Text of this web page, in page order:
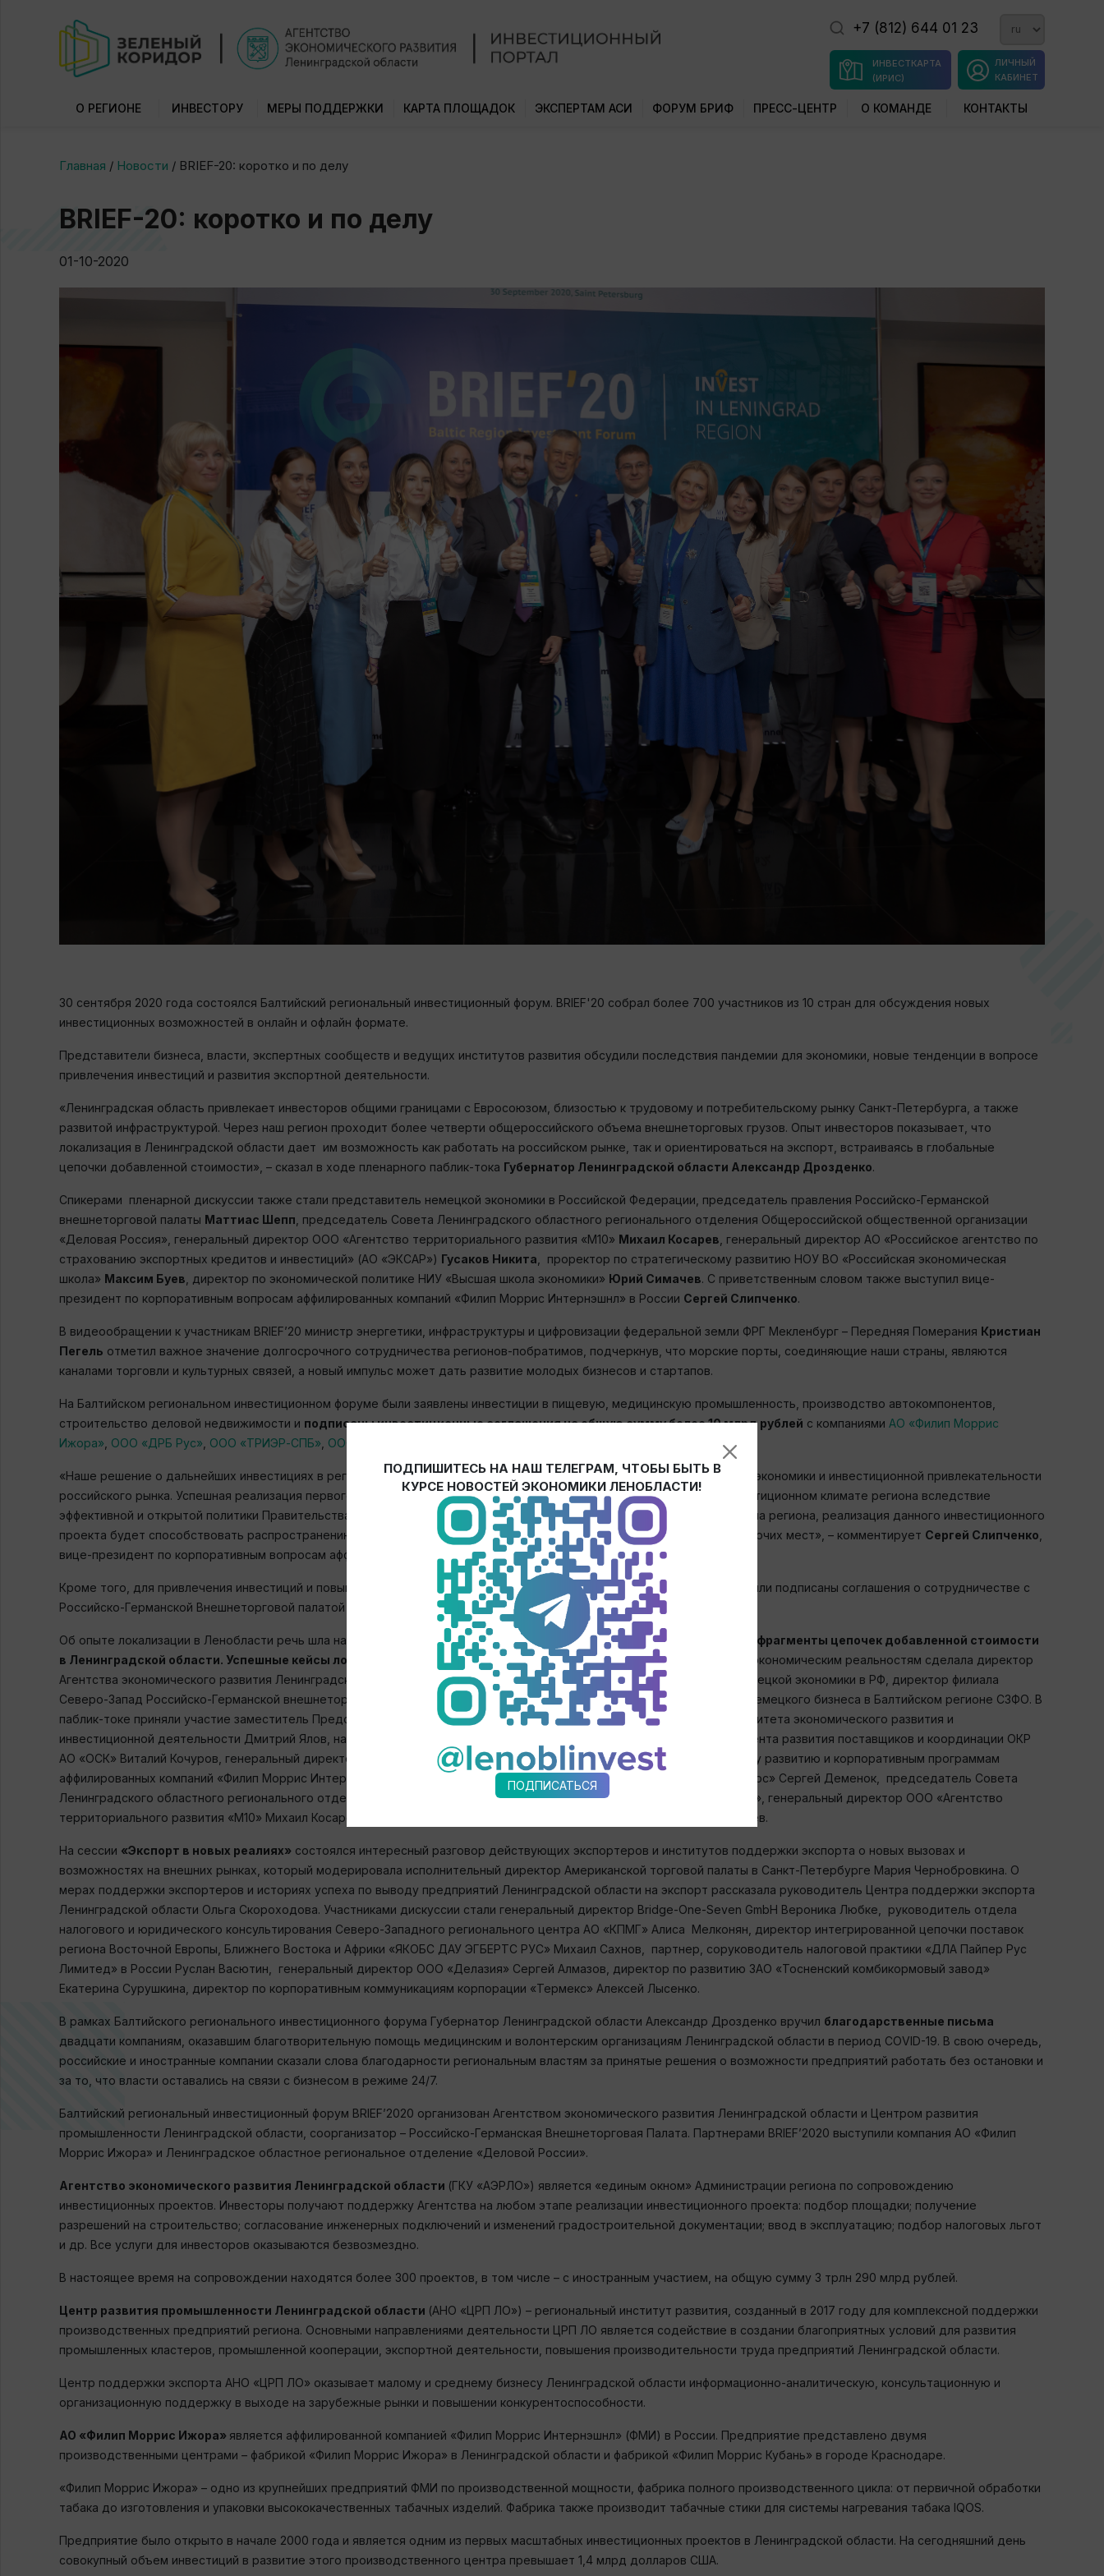
+7 (812) 644 01 23
ЛИЧНЫЙ
КАБИНЕТ
ИНВЕСТКАРТА
(ИРИС)
О РЕГИОНЕ ИНВЕСТОРУ МЕРЫ ПОДДЕРЖКИ КАРТА ПЛОЩАДОК ЭКСПЕРТАМ АСИ ФОРУМ БРИФ ПРЕСС-ЦЕНТР О КОМАНДЕ КОНТАКТЫ
Главная / Новости / BRIEF-20: коротко и по делу
BRIEF-20: коротко и по делу
01-10-2020
30 сентября 2020 года состоялся Балтийский региональный инвестиционный форум. BRIEF'20 собрал более 700 участников из 10 стран для обсуждения новых
инвестиционных возможностей в онлайн и офлайн формате.
Представители бизнеса, власти, экспертных сообществ и ведущих институтов развития обсудили последствия пандемии для экономики, новые тенденции в вопросе
привлечения инвестиций и развития экспортной деятельности.
«Ленинградская область привлекает инвесторов общими границами с Евросоюзом, близостью к трудовому и потребительскому рынку Санкт-Петербурга, а также
развитой инфраструктурой. Через наш регион проходит более четверти общероссийского объема внешнеторговых грузов. Опыт инвесторов показывает, что
локализация в Ленинградской области дает им возможность как работать на российском рынке, так и ориентироваться на экспорт, встраиваясь в глобальные
цепочки добавленной стоимости», – сказал в ходе пленарного паблик-тока Губернатор Ленинградской области Александр Дрозденко.
Спикерами пленарной дискуссии также стали представитель немецкой экономики в Российской Федерации, председатель правления Российско-Германской
внешнеторговой палаты Маттиас Шепп , председатель Совета Ленинградского областного регионального отделения Общероссийской общественной организации
«Деловая Россия», генеральный директор ООО «Агентство территориального развития «М10» Михаил Косарев , генеральный директор АО «Российское агентство по
страхованию экспортных кредитов и инвестиций» (АО «ЭКСАР») Гусаков Никита , проректор по стратегическому развитию НОУ ВО «Российская экономическая
школа» Максим Буев , директор по экономической политике НИУ «Высшая школа экономики» Юрий Симачев. С приветственным словом также выступил вице-
президент по корпоративным вопросам аффилированных компаний «Филип Моррис Интернэшнл» в России Сергей Слипченко.
В видеообращении к участникам BRIEF’20 министр энергетики, инфраструктуры и цифровизации федеральной земли ФРГ Мекленбург – Передняя Померания Кристиан
Пегель отметил важное значение долгосрочного сотрудничества регионов-побратимов, подчеркнув, что морские порты, соединяющие наши страны, являются
каналами торговли и культурных связей, а новый импульс может дать развитие молодых бизнесов и стартапов.
На Балтийском региональном инвестиционном форуме были заявлены инвестиции в пищевую, медицинскую промышленность, производство автокомпонентов,
строительство деловой недвижимости и подписаны инвестиционные соглашения на общую сумму более 10 млрд рублей с компаниями АО «Филип Моррис
Ижора» ООО «ДРБ Рус» ООО «ТРИЭР-СПБ» ООО «БиоВитрум» ООО «АДК «Мурино»
«Наше решение о дальнейших инвестициях в регион основано во многом на уверенности ФМИ в будущем российской экономики и инвестиционной привлекательности
российского рынка. Успешная реализация первого и второго этапов проекта свидетельствует о благоприятном инвестиционном климате региона вследствие
эффективной и открытой политики Правительства Ленинградской области. Наряду с развитием экспортного потенциала региона, реализация данного инвестиционного
проекта будет способствовать распространению передовых технологий, сохранению высококвалифицированных рабочих мест», – комментирует Сергей Слипченко
вице-президент по корпоративным вопросам аффилированных компаний «Филип Моррис Интернэшнл» (ФМИ) Россия.
Кроме того, для привлечения инвестиций и повышения инвестиционной привлекательности Ленинградской области были подписаны соглашения о сотрудничестве с
Российско-Германской Внешнеторговой палатой и СПб ГБУ «Управление инвестиций».
Об опыте локализации в Ленобласти речь шла на практической сессии в формате паблик-ток на тему«Региональные фрагменты цепочек добавленной стоимости
в Ленинградской области. Успешные кейсы локализации»
. Доклад об адаптации мер поддержки бизнеса к новым экономическим реальностям сделала директор
Агентства экономического развития Ленинградской области Анастасия Михальченко. Заместитель представителя немецкой экономики в РФ, директор филиала
Северо-Запад Российско-Германской внешнеторговой палаты Владимир Никитенко рассказал об опыте локализации немецкого бизнеса в Балтийском регионе СЗФО. В
паблик-токе приняли участие заместитель Председателя Правительства Ленинградской области – председатель комитета экономического развития и
инвестиционной деятельности Дмитрий Ялов, начальник отдела аудита поставщиков и импортозамещения Департамента развития поставщиков и координации ОКР
АО «ОСК» Виталий Кочуров, генеральный директор ООО «МВ Кингисепп» Андрей Пономарев, директор по устойчивому развитию и корпоративным программам
аффилированных компаний «Филип Моррис Интернэшнл» в России Ирина Жукова, генеральный директор АО «Эко Ресурс» Сергей Деменок, председатель Совета
Ленинградского областного регионального отделения Общероссийской общественной организации «Деловая Россия», генеральный директор ООО «Агентство
территориального развития «М10» Михаил Косарев, генеральный директор АО «СЕВ-ЕВРОДРАЙФ» Владимир Золотарев.
На сессии «Экспорт в новых реалиях» состоялся интересный разговор действующих экспортеров и институтов поддержки экспорта о новых вызовах и
возможностях на внешних рынках, который модерировала исполнительный директор Американской торговой палаты в Санкт-Петербурге Мария Чернобровкина. О
мерах поддержки экспортеров и историях успеха по выводу предприятий Ленинградской области на экспорт рассказала руководитель Центра поддержки экспорта
Ленинградской области Ольга Скороходова. Участниками дискуссии стали генеральный директор Bridge-One-Seven GmbH Вероника Любке, руководитель отдела
налогового и юридического консультирования Северо-Западного регионального центра АО «КПМГ» Алиса Мелконян, директор интегрированной цепочки поставок
региона Восточной Европы, Ближнего Востока и Африки «ЯКОБС ДАУ ЭГБЕРТС РУС» Михаил Сахнов, партнер, соруководитель налоговой практики «ДЛА Пайпер Рус
Лимитед» в России Руслан Васютин, генеральный директор ООО «Делазия» Сергей Алмазов, директор по развитию ЗАО «Тосненский комбикормовый завод»
Екатерина Сурушкина, директор по корпоративным коммуникациям корпорации «Термекс» Алексей Лысенко.
В рамках Балтийского регионального инвестиционного форума Губернатор Ленинградской области Александр Дрозденко вручил благодарственные письма
двадцати компаниям, оказавшим благотворительную помощь медицинским и волонтерским организациям Ленинградской области в период COVID-19. В свою очередь,
российские и иностранные компании сказали слова благодарности региональным властям за принятые решения о возможности предприятий работать без остановки и
за то, что власти оставались на связи с бизнесом в режиме 24/7.
Балтийский региональный инвестиционный форум BRIEF’2020 организован Агентством экономического развития Ленинградской области и Центром развития
промышленности Ленинградской области, соорганизатор – Российско-Германская Внешнеторговая Палата. Партнерами BRIEF’2020 выступили компания АО «Филип
Моррис Ижора» и Ленинградское областное региональное отделение «Деловой России».
Агентство экономического развития Ленинградской области (ГКУ «АЭРЛО») является «единым окном» Администрации региона по сопровождению
инвестиционных проектов. Инвесторы получают поддержку Агентства на любом этапе реализации инвестиционного проекта: подбор площадки; получение
разрешений на строительство; согласование инженерных подключений и изменений градостроительной документации; ввод в эксплуатацию; подбор налоговых льгот
и др. Все услуги для инвесторов оказываются безвозмездно.
В настоящее время на сопровождении находятся более 300 проектов, в том числе – с иностранным участием, на общую сумму 3 трлн 290 млрд рублей.
Центр развития промышленности Ленинградской области (АНО «ЦРП ЛО») – региональный институт развития, созданный в 2017 году для комплексной поддержки
производственных предприятий региона. Основными направлениями деятельности ЦРП ЛО является содействие в создании благоприятных условий для развития
промышленных кластеров, промышленной кооперации, экспортной деятельности, повышения производительности труда предприятий Ленинградской области.
Центр поддержки экспорта АНО «ЦРП ЛО» оказывает малому и среднему бизнесу Ленинградской области информационно-аналитическую, консультационную и
организационную поддержку в выходе на зарубежные рынки и повышении конкурентоспособности.
АО «Филип Моррис Ижора» является аффилированной компанией «Филип Моррис Интернэшнл» (ФМИ) в России. Предприятие представлено двумя
производственными центрами – фабрикой «Филип Моррис Ижора» в Ленинградской области и фабрикой «Филип Моррис Кубань» в городе Краснодаре.
«Филип Моррис Ижора» – одно из крупнейших предприятий ФМИ по производственной мощности, фабрика полного производственного цикла: от первичной обработки
табака до изготовления и упаковки высококачественных табачных изделий. Фабрика также производит табачные стики для системы нагревания табака IQOS.
Предприятие было открыто в начале 2000 года и является одним из первых масштабных инвестиционных проектов в Ленинградской области. На сегодняшний день
совокупный объем инвестиций в развитие этого производственного центра превышает 1,4 млрд долларов США.
ПОДПИШИТЕСЬ НА НАШ ТЕЛЕГРАМ, ЧТОБЫ БЫТЬ В
КУРСЕ НОВОСТЕЙ ЭКОНОМИКИ ЛЕНОБЛАСТИ!
ПОДПИСАТЬСЯ